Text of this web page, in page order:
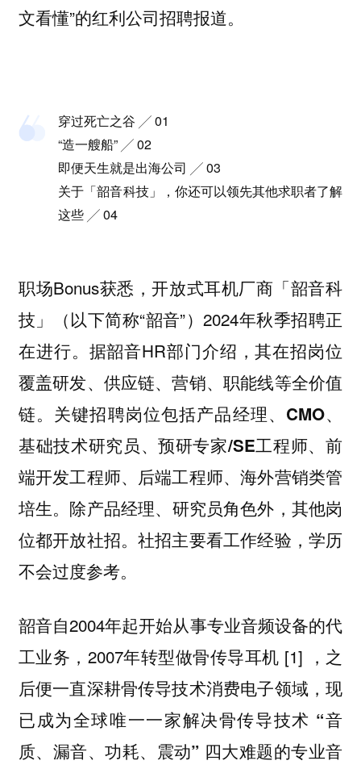
文看懂”的红利公司招聘报道。
穿过死亡之谷 ╱ 01
“造一艘船” ╱ 02
即便天生就是出海公司 ╱ 03
关于「韶音科技」，你还可以领先其他求职者了解
这些 ╱ 04
职场Bonus获悉，开放式耳机厂商「韶音科
技」（以下简称“韶音”）2024年秋季招聘正
在进行。据韶音HR部门介绍，其在招岗位
覆盖研发、供应链、营销、职能线等全价值
链。关键招聘岗位包括产品经理、CMO、
基础技术研究员、预研专家/SE工程师、前
端开发工程师、后端工程师、海外营销类管
培生。除产品经理、研究员角色外，其他岗
位都开放社招。社招主要看工作经验，学历
不会过度参考。
韶音自2004年起开始从事专业音频设备的代
工业务，2007年转型做骨传导耳机 [1] ，之
后便一直深耕骨传导技术消费电子领域，现
已成为全球唯一一家解决骨传导技术 “音
质、漏音、功耗、震动” 四大难题的专业音